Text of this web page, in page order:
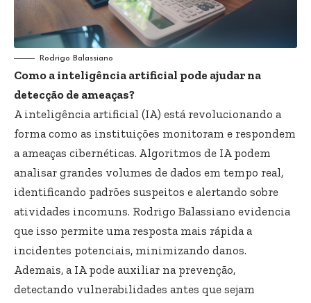
Rodrigo Balassiano
Como a inteligência artificial pode ajudar na
detecção de ameaças?
A inteligência artificial (IA) está revolucionando a
forma como as instituições monitoram e respondem
a ameaças cibernéticas. Algoritmos de IA podem
analisar grandes volumes de dados em tempo real,
identificando padrões suspeitos e alertando sobre
atividades incomuns. Rodrigo Balassiano evidencia
que isso permite uma resposta mais rápida a
incidentes potenciais, minimizando danos.
Ademais, a IA pode auxiliar na prevenção,
detectando vulnerabilidades antes que sejam